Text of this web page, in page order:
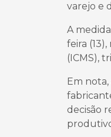
varejo e
A
feira
(ICMS),
Em
decisão